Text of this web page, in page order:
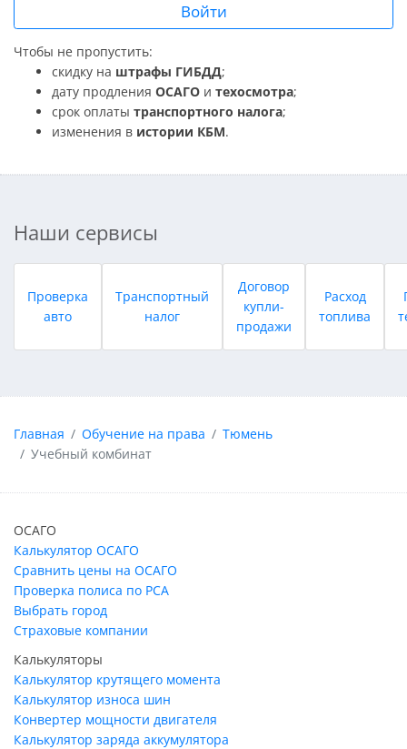
Войти
Чтобы не пропустить:
скидку на штрафы ГИБДД;
дату продления ОСАГО и техосмотра;
срок оплаты транспортного налога;
изменения в истории КБМ.
Наши сервисы
Проверка
авто
Транспортный
налог
Договор
купли-
продажи
Расход
топлива
Главная Обучение на права
Тюмень
Учебный комбинат
ОСАГО
Калькулятор ОСАГО
Сравнить цены на ОСАГО
Проверка полиса по РСА
Выбрать город
Страховые компании
Калькуляторы
Калькулятор крутящего момента
Калькулятор износа шин
Конвертер мощности двигателя
Калькулятор заряда аккумулятора